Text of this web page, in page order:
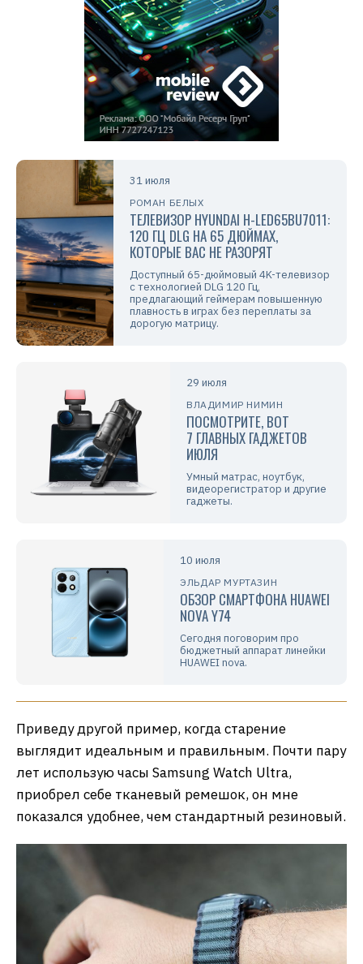
31 июля
РОМАН БЕЛЫХ
ТЕЛЕВИЗОР HYUNDAI H-LED65BU7011:
120 ГЦ DLG НА 65 ДЮЙМАХ,
КОТОРЫЕ ВАС НЕ РАЗОРЯТ
Доступный 65-дюймовый 4K-телевизор
с технологией DLG 120 Гц,
предлагающий геймерам повышенную
плавность в играх без переплаты за
дорогую матрицу.
29 июля
ВЛАДИМИР НИМИН
ПОСМОТРИТЕ, ВОТ
7 ГЛАВНЫХ ГАДЖЕТОВ
ИЮЛЯ
Умный матрас, ноутбук,
видеорегистратор и другие
гаджеты.
10 июля
ЭЛЬДАР МУРТАЗИН
ОБЗОР СМАРТФОНА HUAWEI
NOVA Y74
Сегодня поговорим про
бюджетный аппарат линейки
HUAWEI nova.
Приведу другой пример, когда старение
выглядит идеальным и правильным. Почти пару
лет использую часы Samsung Watch Ultra,
приобрел себе тканевый ремешок, он мне
показался удобнее, чем стандартный резиновый.